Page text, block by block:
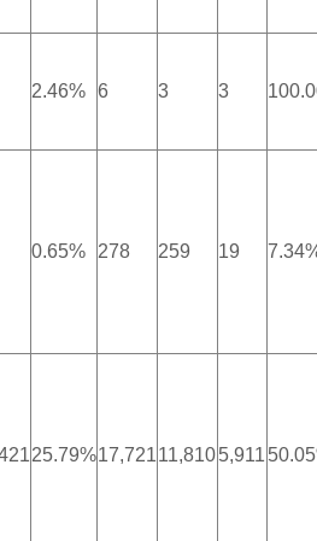
2.46% 6 3 3
0.65% 278 259 19
25.79%17,72111,8105,911